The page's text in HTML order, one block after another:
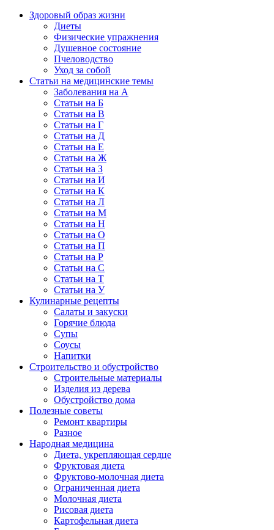
Здоровый образ жизни
Диеты
Физические упражнения
Душевное состояние
Пчеловодство
Уход за собой
Статьи на медицинские темы
Заболевания на А
Статьи на Б
Статьи на В
Статьи на Г
Статьи на Д
Статьи на Е
Статьи на Ж
Статьи на З
Статьи на И
Статьи на К
Статьи на Л
Статьи на М
Статьи на Н
Статьи на О
Статьи на П
Статьи на Р
Статьи на С
Статьи на Т
Статьи на У
Кулинарные рецепты
Салаты и закуски
Горячие блюда
Супы
Соусы
Напитки
Строительство и обустройство
Строительные материалы
Изделия из дерева
Обустройство дома
Полезные советы
Ремонт квартиры
Разное
Народная медицина
Диета, укрепляющая сердце
Фруктовая диета
Фруктово-молочная диета
Ограниченная диета
Молочная диета
Рисовая диета
Картофельная диета